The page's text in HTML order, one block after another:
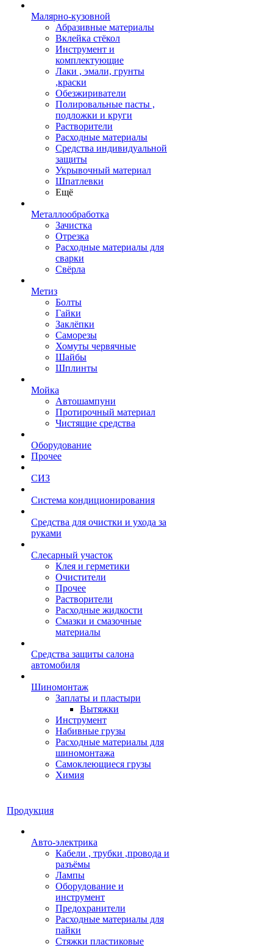
Малярно-кузовной
Абразивные материалы
Вклейка стёкол
Инструмент и
комплектующие
Лаки , эмали, грунты
,краски
Обезжириватели
Полировальные пасты ,
подложки и круги
Растворители
Расходные материалы
Средства индивидуальной
защиты
Укрывочный материал
Шпатлевки
Ещё
Металлообработка
Зачистка
Отрезка
Расходные материалы для
сварки
Свёрла
Метиз
Болты
Гайки
Заклёпки
Саморезы
Хомуты червячные
Шайбы
Шплинты
Мойка
Автошампуни
Протирочный материал
Чистящие средства
Оборудование
Прочее
СИЗ
Система кондиционирования
Средства для очистки и ухода за
руками
Слесарный участок
Клея и герметики
Очистители
Прочее
Растворители
Расходные жидкости
Смазки и смазочные
материалы
Средства защиты салона
автомобиля
Шиномонтаж
Заплаты и пластыри
Вытяжки
Инструмент
Набивные грузы
Расходные материалы для
шиномонтажа
Самоклеющиеся грузы
Химия
Продукция
Авто-электрика
Кабели , трубки ,провода и
разъёмы
Лампы
Оборудование и
инструмент
Предохранители
Расходные материалы для
пайки
Стяжки пластиковые